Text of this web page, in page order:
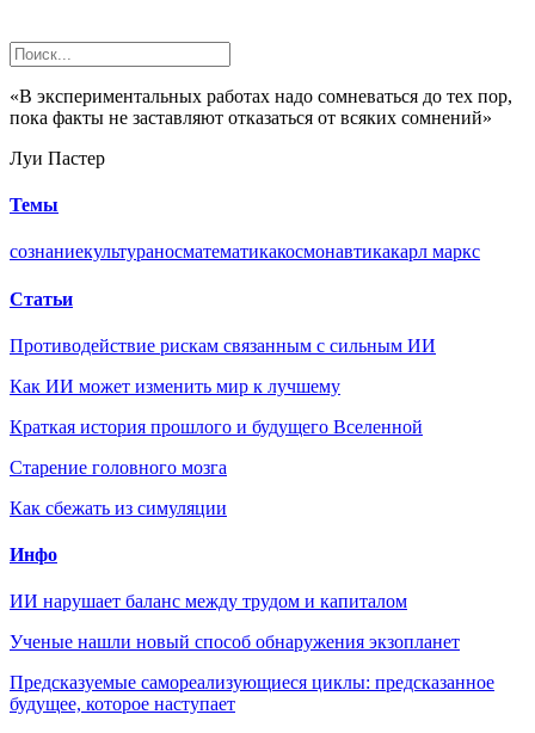
«В экспериментальных работах надо сомневаться до тех пор,
пока факты не заставляют отказаться от всяких сомнений»
Луи Пастер
Темы
сознаниекультураносматематикакосмонавтикакарл маркс
Статьи
Противодействие рискам связанным с сильным ИИ
Как ИИ может изменить мир к лучшему
Краткая история прошлого и будущего Вселенной
Старение головного мозга
Как сбежать из симуляции
Инфо
ИИ нарушает баланс между трудом и капиталом
Ученые нашли новый способ обнаружения экзопланет
Предсказуемые самореализующиеся циклы: предсказанное
будущее, которое наступает